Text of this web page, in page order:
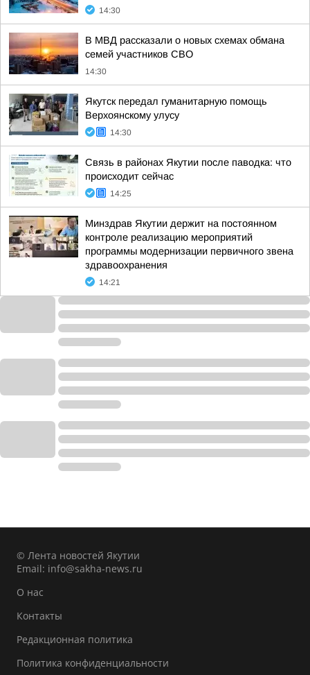
14:30
В МВД рассказали о новых схемах обмана
семей участников СВО
14:30
Якутск передал гуманитарную помощь
Верхоянскому улусу
14:30
Связь в районах Якутии после паводка: что
происходит сейчас
14:25
Минздрав Якутии держит на постоянном
контроле реализацию мероприятий
программы модернизации первичного звена
здравоохранения
14:21
© Лента новостей Якутии
Email: info@sakha-news.ru
О нас
Контакты
Редакционная политика
Политика конфиденциальности